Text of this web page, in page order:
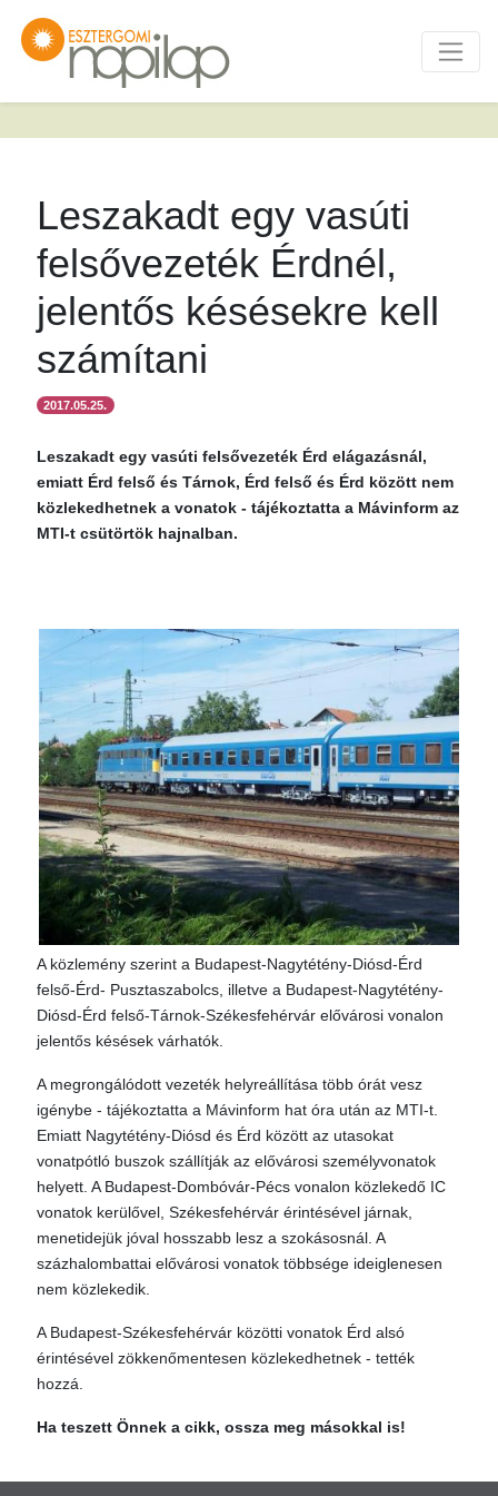
Leszakadt egy vasúti
felsővezeték Érdnél,
jelentős késésekre kell
számítani
2017.05.25.
Leszakadt egy vasúti felsővezeték Érd elágazásnál,
emiatt Érd felső és Tárnok, Érd felső és Érd között nem
közlekedhetnek a vonatok - tájékoztatta a Mávinform az
MTI-t csütörtök hajnalban.
A közlemény szerint a Budapest-Nagytétény-Diósd-Érd
felső-Érd- Pusztaszabolcs, illetve a Budapest-Nagytétény-
Diósd-Érd felső-Tárnok-Székesfehérvár elővárosi vonalon
jelentős késések várhatók.
A megrongálódott vezeték helyreállítása több órát vesz
igénybe - tájékoztatta a Mávinform hat óra után az MTI-t.
Emiatt Nagytétény-Diósd és Érd között az utasokat
vonatpótló buszok szállítják az elővárosi személyvonatok
helyett. A Budapest-Dombóvár-Pécs vonalon közlekedő IC
vonatok kerülővel, Székesfehérvár érintésével járnak,
menetidejük jóval hosszabb lesz a szokásosnál. A
százhalombattai elővárosi vonatok többsége ideiglenesen
nem közlekedik.
A Budapest-Székesfehérvár közötti vonatok Érd alsó
érintésével zökkenőmentesen közlekedhetnek - tették
hozzá.
Ha teszett Önnek a cikk, ossza meg másokkal is!